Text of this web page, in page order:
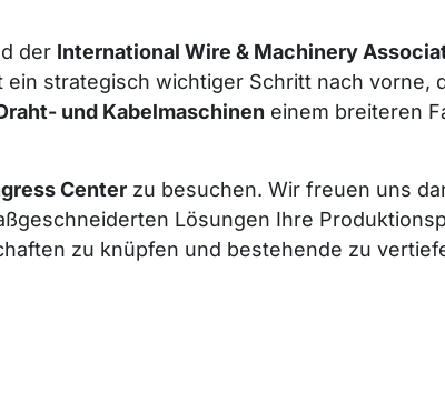
der International Wire & Machinery
ein strategisch wichtiger Schritt nach vorne,
und Kabelmaschinen einem breiteren
Center zu besuchen. Wir freuen uns
Lösungen Ihre
zu knüpfen und bestehende zu